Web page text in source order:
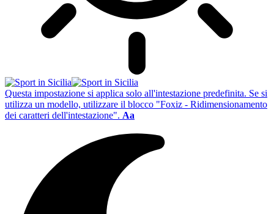
Questa impostazione si applica solo all'intestazione predefinita. Se si
utilizza un modello, utilizzare il blocco "Foxiz - Ridimensionamento
dei caratteri dell'intestazione". Aa